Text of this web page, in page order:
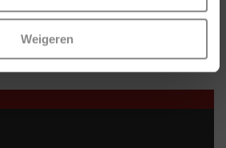
Weigeren